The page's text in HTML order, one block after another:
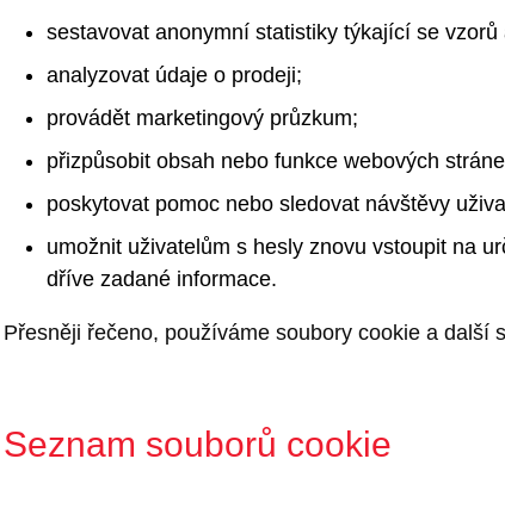
sestavovat anonymní statistiky týkající se
analyzovat údaje o prodeji;
provádět marketingový průzkum;
přizpůsobit obsah nebo funkce webových
poskytovat pomoc nebo sledovat návštěvy
umožnit uživatelům s hesly znovu vstoupit na
dříve zadané informace.
Přesněji řečeno, používáme soubory cookie a další
Seznam souborů cookie